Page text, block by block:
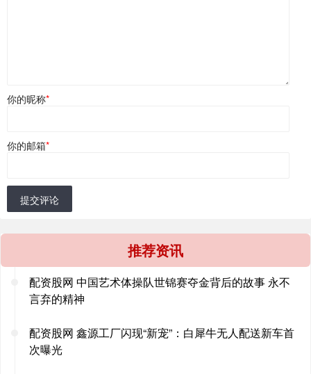
你的昵称*
你的邮箱*
提交评论
推荐资讯
配资股网 中国艺术体操队世锦赛夺金背后的故事 永不
言弃的精神
配资股网 鑫源工厂闪现“新宠”：白犀牛无人配送新车首
次曝光